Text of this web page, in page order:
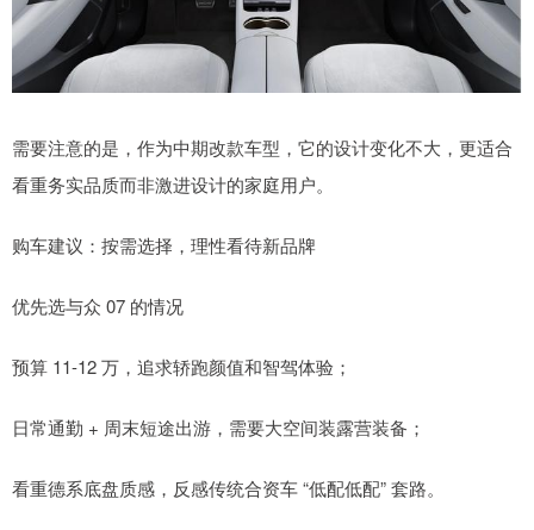
需要注意的是，作为中期改款车型，它的设计变化不大，更适合
看重务实品质而非激进设计的家庭用户。
购车建议：按需选择，理性看待新品牌
优先选与众 07 的情况
预算 11-12 万，追求轿跑颜值和智驾体验；
日常通勤 + 周末短途出游，需要大空间装露营装备；
看重德系底盘质感，反感传统合资车 “低配低配” 套路。